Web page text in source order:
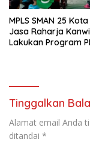
MPLS SMAN 25
Jasa Raharja
Lakukan Program
Tinggalkan
Alamat email Anda
ditandai *